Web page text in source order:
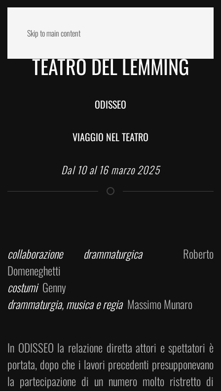
Skip to main content
TEATRO DEL LEMMING
ODISSEO
VIAGGIO NEL TEATRO
Dal 10 al 16 marzo 2025
collaborazione drammaturgicaRoberto
Domeneghetti
costumiGenny
drammaturgia, musica e regiaMassimo Munaro
In ODISSEO la relazione diretta attori e spettatori è
portata, dopo che i lavori precedenti presupponevano
la partecipazione di un numero molto ristretto di